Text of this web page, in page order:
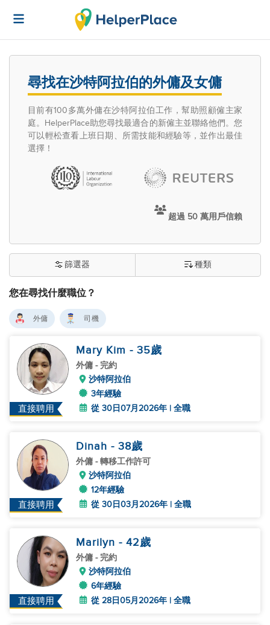
尋找在沙特阿拉伯的外傭及女傭
目前有100多萬外傭在沙特阿拉伯工作，幫助照顧僱主家
庭。HelperPlace助您尋找最適合的新僱主並聯絡他們。您
可以輕松查看上班日期、所需技能和經驗等，並作出最佳
選擇！
超過 50 萬用戶信賴
您在尋找什麼職位？
篩選器 種類
外傭 司機
直接聘用
Mary Kim - 35歲
外傭 - 完約
沙特阿拉伯
3年經驗
從 30日07月2026年 | 全職
直接聘用
Dinah - 38歲
外傭 - 轉移工作許可
沙特阿拉伯
12年經驗
從 30日03月2026年 | 全職
直接聘用
Marilyn - 42歲
外傭 - 完約
沙特阿拉伯
6年經驗
從 28日05月2026年 | 全職